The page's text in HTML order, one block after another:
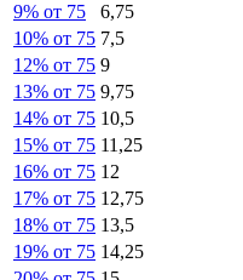
9% от 75
6,75
10% от 75 7,5
12% от 75 9
13% от 75 9,75
14% от 75 10,5
15% от 75 11,25
16% от 75 12
17% от 75 12,75
18% от 75 13,5
19% от 75 14,25